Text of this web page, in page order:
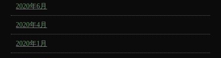
2020年6月
2020年4月
2020年1月